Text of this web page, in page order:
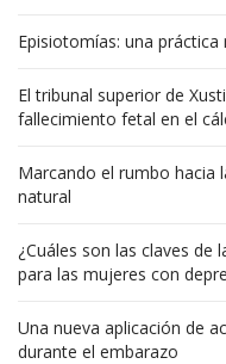
Episiotomías: una
El tribunal superior de
fallecimiento fetal en el
Marcando el rumbo hacia
natural
¿Cuáles son las claves de
para las mujeres con
Una nueva aplicación de
durante el embarazo